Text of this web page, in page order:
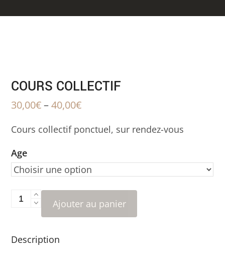
COURS COLLECTIF
30,00€–40,00€
Cours collectif ponctuel, sur rendez-vous
Age
quantité
Collectif
Ajouter au panier
Description